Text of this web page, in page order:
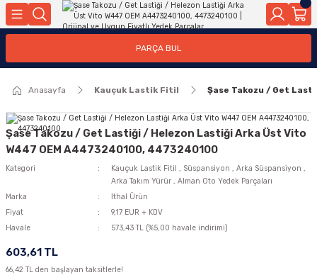
Geri Dön
Geri Dön
Geri Dön
Yakıt Pompası, Yakıt Hatları
Motor Elektrik
Ateşleme Buji Bobin Buji Kablosu
Geri Dön
Geri Dön
Geri Dön
Kollar
Geri Dön
Geri Dön
Ön Arka
Geri Dön
PARÇA BUL
Anasayfa Kauçuk Lastik Fitil Şase Takozu / Get
Şase Takozu / Get Lastiği / Helezon Lastiği Arka Üst Vito
W447 OEM A4473240100, 4473240100
Kategori Kauçuk Lastik Fitil , Süspansiyon , Arka Süspansiyon ,
Arka Takım Yürür , Alman Oto Yedek Parçaları
Marka
İthal Ürün
Fiyat
9,17 EUR + KDV
Havale
573,43 TL (%5,00 havale indirimi)
603,61 TL
66,42 TL den başlayan taksitlerle!